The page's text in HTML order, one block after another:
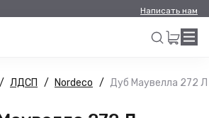
Написать нам
Искать
ЛДСП Nordeco Дуб Маувелла 272